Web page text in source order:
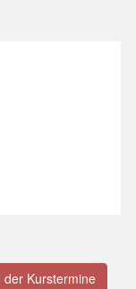
der Kurstermine